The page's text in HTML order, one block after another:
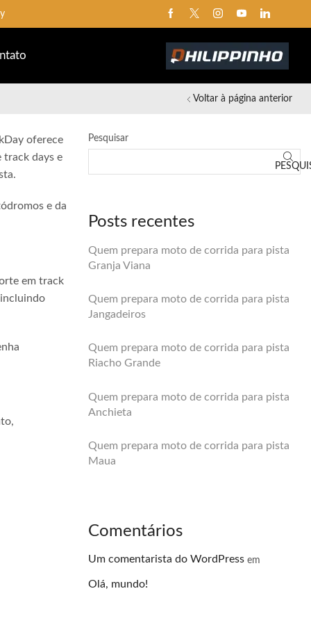
Voltar à página anterior
oferece
track days e
e da
em track
Pesquisar
Posts recentes
Quem prepara moto de corrida para pista
Granja Viana
Quem prepara moto de corrida para pista
Jangadeiros
Quem prepara moto de corrida para pista
Riacho Grande
Quem prepara moto de corrida para pista
Anchieta
Quem prepara moto de corrida para pista
Maua
Comentários
Um comentarista do WordPress em
Olá, mundo!